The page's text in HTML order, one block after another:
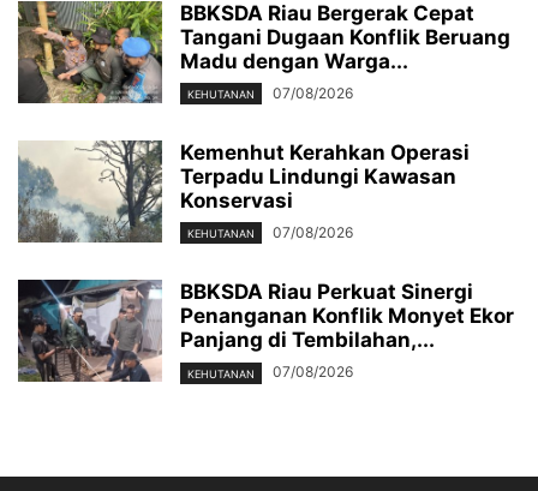
BBKSDA Riau Bergerak Cepat
Tangani Dugaan Konflik Beruang
Madu dengan Warga...
KEHUTANAN 07/08/2026
Kemenhut Kerahkan Operasi
Terpadu Lindungi Kawasan
Konservasi
KEHUTANAN 07/08/2026
BBKSDA Riau Perkuat Sinergi
Penanganan Konflik Monyet Ekor
Panjang di Tembilahan,...
KEHUTANAN 07/08/2026